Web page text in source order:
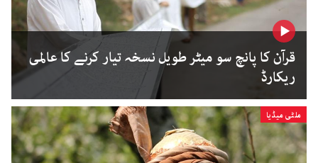
قرآن کا پانچ سو میٹر طویل نسخہ تیار کرنے کا عالمی
ریکارڈ
ملٹی میڈیا